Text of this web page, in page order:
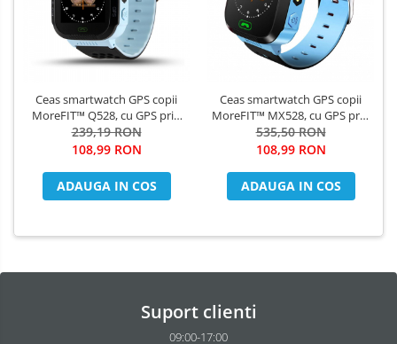
Ceas smartwatch GPS copii
MoreFIT™ Q528, cu GPS prin
lbs si functie telefon,
localizare camera foto,
touchsreen color, lanterna,
buton SOS, Albastru
239,19 RON
108,99 RON
ADAUGA IN COS
Ceas smartwatch GPS copii
MoreFIT™ MX528, cu GPS prin
lbs si functie telefon,
localizare camera foto
display touchsreen color,
lanterna, buton SOS,buton
535,50 RON
108,99 RON
ADAUGA IN COS
Suport clienti
09:00-17:00